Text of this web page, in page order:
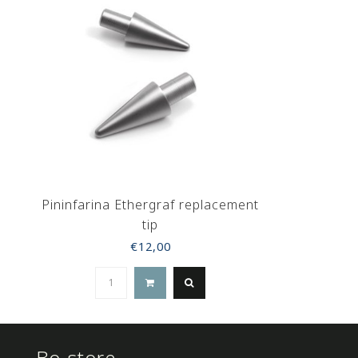
Pininfarina Ethergraf replacement
tip
€12,00